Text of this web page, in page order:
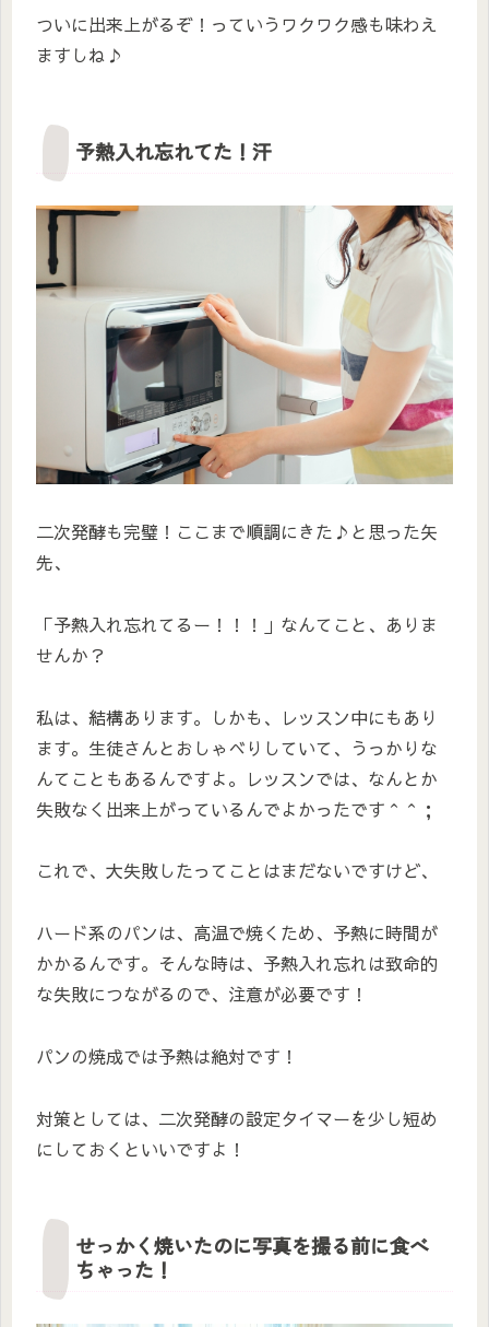
ついに出来上がるぞ！っていうワクワク感も味わえ
ますしね♪
予熱入れ忘れてた！汗
二次発酵も完璧！ここまで順調にきた♪と思った矢
先、
「予熱入れ忘れてるー！！！」なんてこと、ありま
せんか？
私は、結構あります。しかも、レッスン中にもあり
ます。生徒さんとおしゃべりしていて、うっかりな
んてこともあるんですよ。レッスンでは、なんとか
失敗なく出来上がっているんでよかったです＾＾；
これで、大失敗したってことはまだないですけど、
ハード系のパンは、高温で焼くため、予熱に時間が
かかるんです。そんな時は、予熱入れ忘れは致命的
な失敗につながるので、注意が必要です！
パンの焼成では予熱は絶対です！
対策としては、二次発酵の設定タイマーを少し短め
にしておくといいですよ！
せっかく焼いたのに写真を撮る前に食べ
ちゃった！